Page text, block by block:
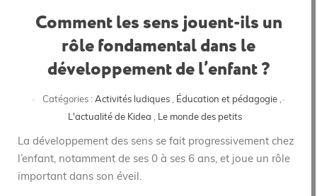
Comment les sens jouent-ils un
rôle fondamental dans le
développement de l’enfant ?
Catégories : Activités ludiques , Éducation et pédagogie ,
L'actualité de Kidea , Le monde des petits
La développement des sens se fait progressivement chez
l’enfant, notamment de ses 0 à ses 6 ans, et joue un rôle
important dans son éveil.